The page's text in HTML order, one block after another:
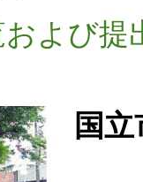
よび提
国